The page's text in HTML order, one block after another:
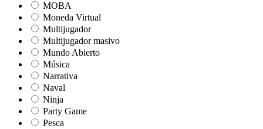
MOBA
Moneda Virtual
Multijugador
Multijugador masivo
Mundo Abierto
Música
Narrativa
Naval
Ninja
Party Game
Pesca